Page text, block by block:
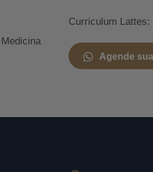
Curriculum Lattes:
Agende